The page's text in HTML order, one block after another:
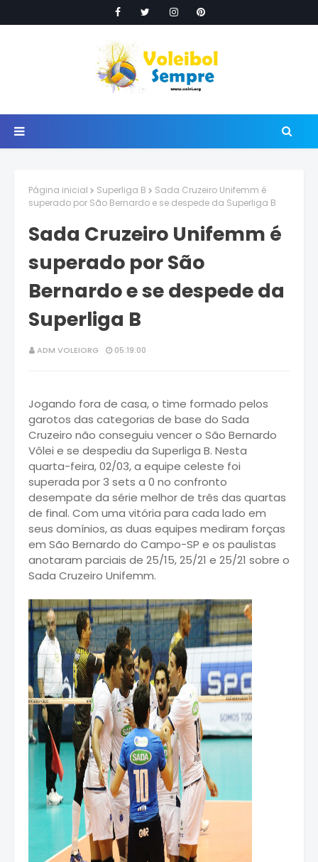
Página inicial Superliga B
Sada Cruzeiro Unifemm é
superado por São Bernardo e se despede da Superliga B
Sada Cruzeiro Unifemm é
superado por São
Bernardo e se despede da
Superliga B
ADM VOLEIORG 05:19:00
Jogando fora de casa, o time formado pelos
garotos das categorias de base do Sada
Cruzeiro não conseguiu vencer o São Bernardo
Vôlei e se despediu da Superliga B. Nesta
quarta-feira, 02/03, a equipe celeste foi
superada por 3 sets a 0 no confronto
desempate da série melhor de três das quartas
de final. Com uma vitória para cada lado em
seus domínios, as duas equipes mediram forças
em São Bernardo do Campo-SP e os paulistas
anotaram parciais de 25/15, 25/21 e 25/21 sobre o
Sada Cruzeiro Unifemm.